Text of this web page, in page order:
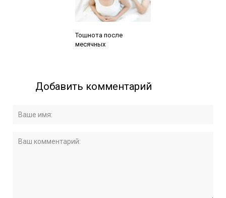
Тошнота после
месячных
Добавить комментарий